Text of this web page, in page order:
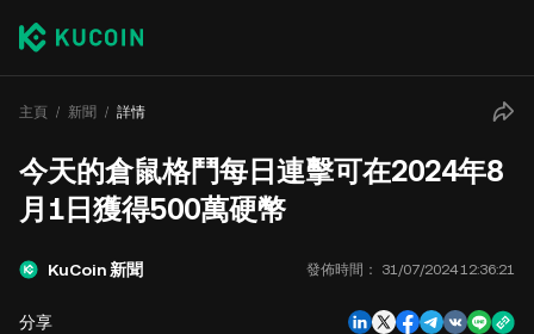
主頁 新聞 詳情
​​今天的倉鼠格鬥每日連擊可在2024年8
月1日獲得500萬硬幣
KuCoin 新聞 發佈時間： 31/07/2024 12:36:21
分享